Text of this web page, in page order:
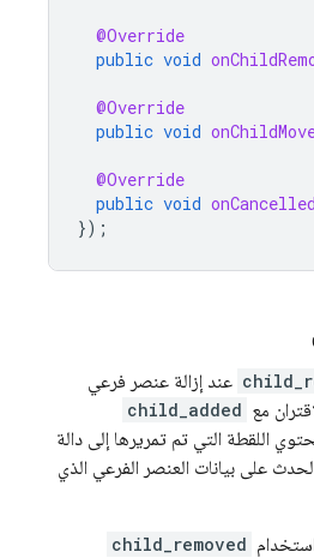
@Override
public void
@Override
public void
@Override
public void onCancelled
});
عند إزالة عنصر فرعي
مع child_added
اللقطة التي تم تمريرها إلى دالة
على بيانات العنصر الفرعي الذي
child_removed